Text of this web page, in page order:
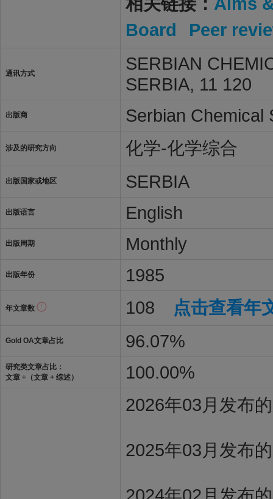
Board
Peer
通讯方式
SERBIAN
SERBIA, 11 120
出版商 Serbian Chemical
涉及的研究方向 化学-化学综合
出版国家或地区 SERBIA
出版语言 English
出版周期 Monthly
出版年份 1985
年文章数 108 点击查看年
Gold OA文章占比 96.07%
研究类文章占比：
文章 ÷（文章 + 综述）
100.00%
2026年03月发布
2025年03月发布